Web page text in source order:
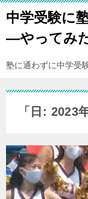
中学受験に
―やってみ
塾に通わずに中学受
「日: 2023